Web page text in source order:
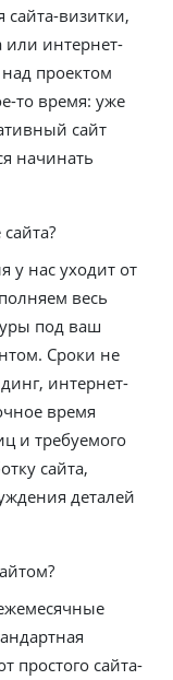
визитки,
или интернет-
проектом
то время: уже
сайт
начинать
у нас уходит от
весь
под ваш
Сроки не
интернет-
время
и требуемого
сайта,
деталей
простого сайта-